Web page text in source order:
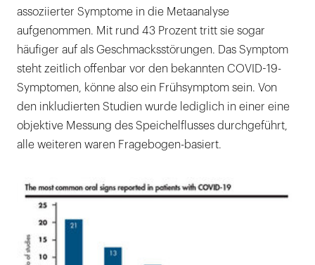
assoziierter Symptome in die Metaanalyse
aufgenommen. Mit rund 43 Prozent tritt sie sogar
häufiger auf als Geschmacksstörungen. Das Symptom
steht zeitlich offenbar vor den bekannten COVID-19-
Symptomen, könne also ein Frühsymptom sein. Von
den inkludierten Studien wurde lediglich in einer eine
objektive Messung des Speichelflusses durchgeführt,
alle weiteren waren Fragebogen-basiert.